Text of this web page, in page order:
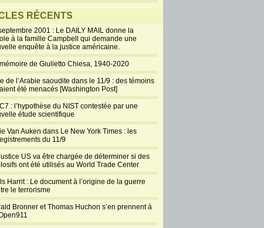
RÉCENTS
2001 : Le DAILY MAIL donne la
à la famille Campbell qui demande une
enquête à la justice américaine.
de Giulietto Chiesa, 1940-2020
de l’Arabie saoudite dans le 11/9 : des témoins
été menacés [Washington Post]
: l’hypothèse du NIST contestée par une
étude scientifique
Van Auken dans Le New York Times : les
du 11/9
US va être chargée de déterminer si des
ont été utilisés au World Trade Center
Harrit : Le document à l’origine de la guerre
le terrorisme
Bronner et Thomas Huchon s’en prennent à